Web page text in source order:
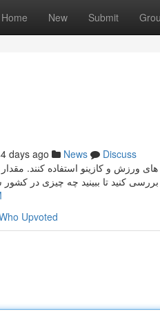
Home New Submit
days ago News
Discuss
بررسی کنید تا ببینید چه چیزی در
Upvoted